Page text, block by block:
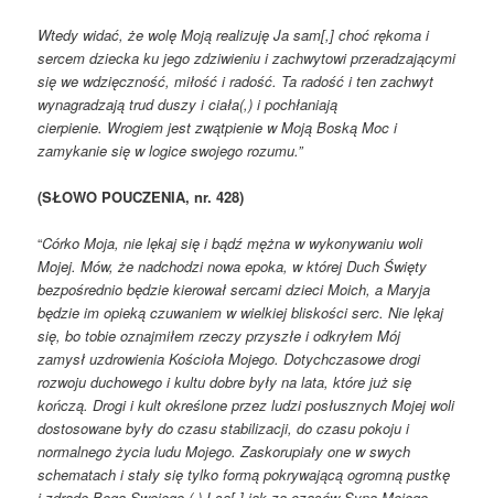
Wtedy widać, że wolę Moją realizuję Ja sam[,] choć rękoma i
sercem dziecka ku jego zdziwieniu i zachwytowi przeradzającymi
się we wdzięczność, miłość i radość. Ta radość i ten zachwyt
wynagradzają trud duszy i ciała(,) i pochłaniają
cierpienie. Wrogiem jest zwątpienie w Moją Boską Moc i
zamykanie się w logice swojego rozumu.”
(SŁOWO POUCZENIA, nr. 428)
“Córko Moja, nie lękaj się i bądź mężna w wykonywaniu woli
Mojej. Mów, że nadchodzi nowa epoka, w której Duch Święty
bezpośrednio będzie kierował sercami dzieci Moich, a Maryja
będzie im opieką czuwaniem w wielkiej bliskości serc. Nie lękaj
się, bo tobie oznajmiłem rzeczy przyszłe i odkryłem Mój
zamysł uzdrowienia Kościoła Mojego. Dotychczasowe drogi
rozwoju duchowego i kultu dobre były na lata, które już się
kończą. Drogi i kult określone przez ludzi posłusznych Mojej woli
dostosowane były do czasu stabilizacji, do czasu pokoju i
normalnego życia ludu Mojego. Zaskorupiały one w swych
schematach i stały się tylko formą pokrywającą ogromną pustkę